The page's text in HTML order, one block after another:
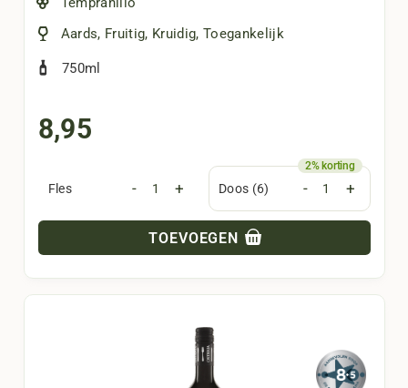
Aards, Fruitig, Kruidig,Toegankelijk
750ml
8,95
Fles - + Doos (6) - +
TOEVOEGEN